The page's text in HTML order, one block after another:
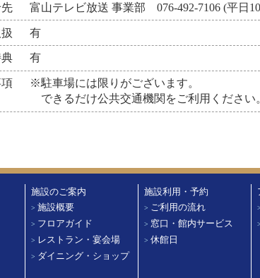
富山テレビ放送 事業部 076-492-7106 (平日
有
有
※駐車場には限りがございます。
できるだけ公共交通機関をご利用ください
施設のご案内
> 施設概要
> フロアガイド
> レストラン・宴会場
> ダイニング・ショップ
施設利用・予約
> ご利用の流れ
> 窓口・館内サービス
> 休館日
>
>